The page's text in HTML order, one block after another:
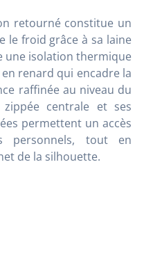
retourné constitue un
le froid grâce à sa laine
une isolation thermique
renard qui encadre la
raffinée au niveau du
centrale et ses
permettent un accès
personnels, tout en
de la silhouette.